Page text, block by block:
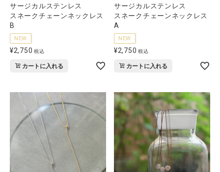
サージカルステンレス
スネークチェーンネックレス
B
NEW
¥2,750 税込
カートに入れる
サージカルステンレス
スネークチェーンネックレス
A
NEW
¥2,750 税込
カートに入れる